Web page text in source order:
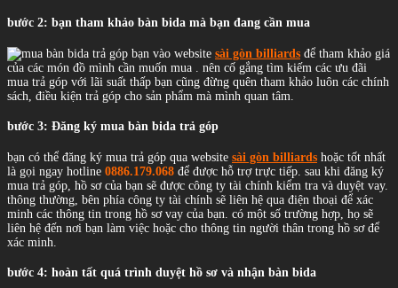
bước 2: bạn tham khảo bàn bida mà bạn đang cần mua
bạn vào website sài gòn billiards để tham khảo giá
của các món đồ mình cần muốn mua . nên cố gắng tìm kiếm các ưu đãi
mua trả góp với lãi suất thấp bạn cũng đừng quên tham khảo luôn các chính
sách, điều kiện trả góp cho sản phẩm mà mình quan tâm.
bước 3: Đăng ký mua bàn bida trả góp
bạn có thể đăng ký mua trả góp qua website sài gòn billiards hoặc tốt nhất
là gọi ngay hotline 0886.179.068 để được hỗ trợ trực tiếp. sau khi đăng ký
mua trả góp, hồ sơ của bạn sẽ được công ty tài chính kiểm tra và duyệt vay.
thông thường, bên phía công ty tài chính sẽ liên hệ qua điện thoại để xác
minh các thông tin trong hồ sơ vay của bạn. có một số trường hợp, họ sẽ
liên hệ đến nơi bạn làm việc hoặc cho thông tin người thân trong hồ sơ để
xác minh.
bước 4: hoàn tất quá trình duyệt hồ sơ và nhận bàn bida